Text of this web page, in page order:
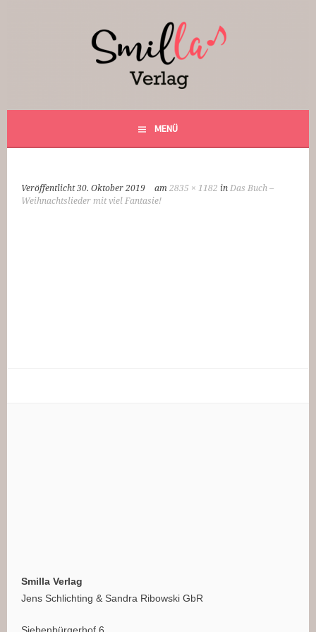
Smilla Verlag
24 Weihnachtsfantasien
MENÜ
Veröffentlicht30. Oktober 2019 am2835 × 1182 inDas Buch –
Weihnachtslieder mit viel Fantasie!
Smilla Verlag
Jens Schlichting & Sandra Ribowski GbR